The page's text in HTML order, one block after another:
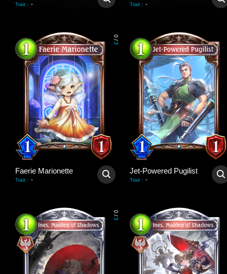
Trait : - Trait : -
0
/
3
Faerie Marionette
Trait : -
Jet-Powered Pugilist
Trait : -
0
/
3